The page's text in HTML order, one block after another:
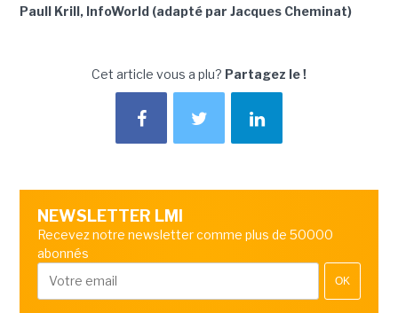
Paull Krill, InfoWorld (adapté par Jacques Cheminat)
Cet article vous a plu? Partagez le !
NEWSLETTER LMI
Recevez notre newsletter comme plus de 50000
abonnés
OK